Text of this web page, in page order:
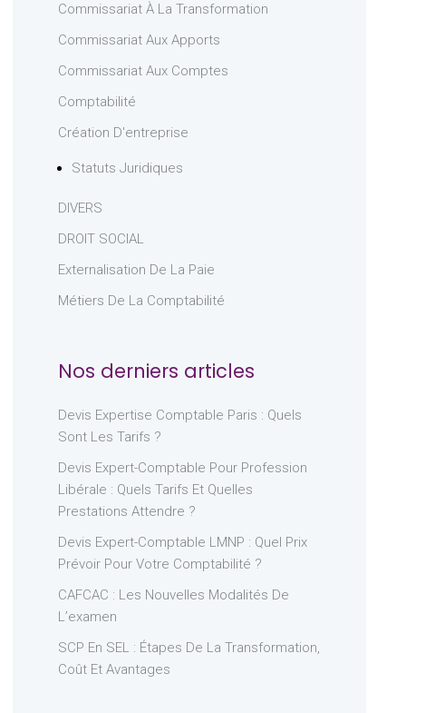
Commissariat À La Transformation
Commissariat Aux Apports
Commissariat Aux Comptes
Comptabilité
Création D'entreprise
Statuts Juridiques
DIVERS
DROIT SOCIAL
Externalisation De La Paie
Métiers De La Comptabilité
Nos derniers articles
Devis Expertise Comptable Paris : Quels
Sont Les Tarifs ?
Devis Expert-Comptable Pour Profession
Libérale : Quels Tarifs Et Quelles
Prestations Attendre ?
Devis Expert-Comptable LMNP : Quel Prix
Prévoir Pour Votre Comptabilité ?
CAFCAC : Les Nouvelles Modalités De
L’examen
SCP En SEL : Étapes De La Transformation,
Coût Et Avantages